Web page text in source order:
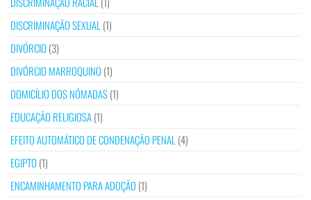
DISCRIMINAÇÃO SEXUAL (1)
DIVÓRCIO (3)
DIVÓRCIO MARROQUINO (1)
DOMICÍLIO DOS NÓMADAS(1)
EDUCAÇÃO RELIGIOSA(1)
EFEITO AUTOMÁTICO DE CONDENAÇÃO PENAL (4)
EGIPTO (1)
ENCAMINHAMENTO PARA ADOÇÃO (1)